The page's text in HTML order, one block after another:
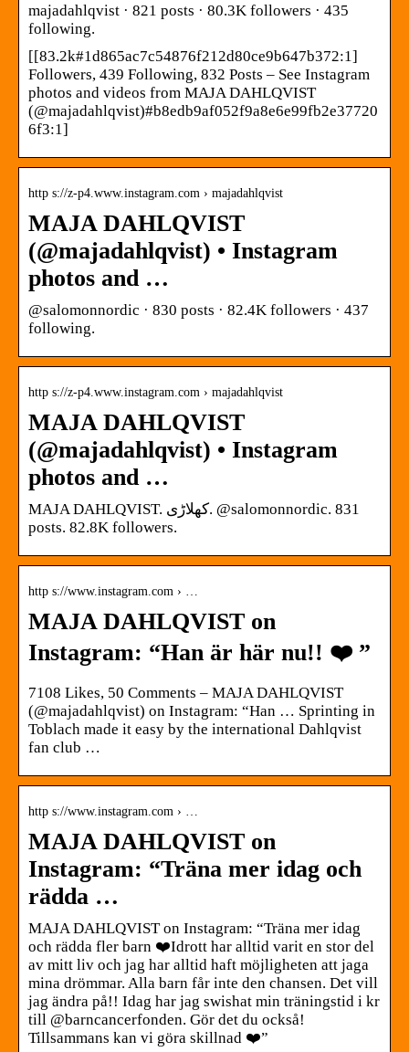
majadahlqvist · 821 posts · 80.3K followers · 435
following.
[[83.2k#1d865ac7c54876f212d80ce9b647b372:1]
Followers, 439 Following, 832 Posts – See Instagram
photos and videos from MAJA DAHLQVIST
(@majadahlqvist)#b8edb9af052f9a8e6e99fb2e37720
6f3:1]
http s://z-p4.www.instagram.com › majadahlqvist
MAJA DAHLQVIST
(@majadahlqvist) • Instagram
photos and …
@salomonnordic · 830 posts · 82.4K followers · 437
following.
http s://z-p4.www.instagram.com › majadahlqvist
MAJA DAHLQVIST
(@majadahlqvist) • Instagram
photos and …
MAJA DAHLQVIST. کھلاڑی. @salomonnordic. 831
posts. 82.8K followers.
http s://www.instagram.com › …
MAJA DAHLQVIST on
Instagram: “Han är här nu!! ❤️ ”
7108 Likes, 50 Comments – MAJA DAHLQVIST
(@majadahlqvist) on Instagram: “Han … Sprinting in
Toblach made it easy by the international Dahlqvist
fan club …
http s://www.instagram.com › …
MAJA DAHLQVIST on
Instagram: “Träna mer idag och
rädda …
MAJA DAHLQVIST on Instagram: “Träna mer idag
och rädda fler barn ❤️Idrott har alltid varit en stor del
av mitt liv och jag har alltid haft möjligheten att jaga
mina drömmar. Alla barn får inte den chansen. Det vill
jag ändra på!! Idag har jag swishat min träningstid i kr
till @barncancerfonden. Gör det du också!
Tillsammans kan vi göra skillnad ❤️”